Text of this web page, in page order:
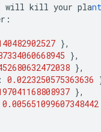
will kill your pla
:
},
},
},
: 0.0223250575363636
},
0.005651099607348442